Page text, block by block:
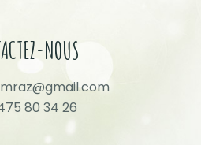
NOUS
80 34 26